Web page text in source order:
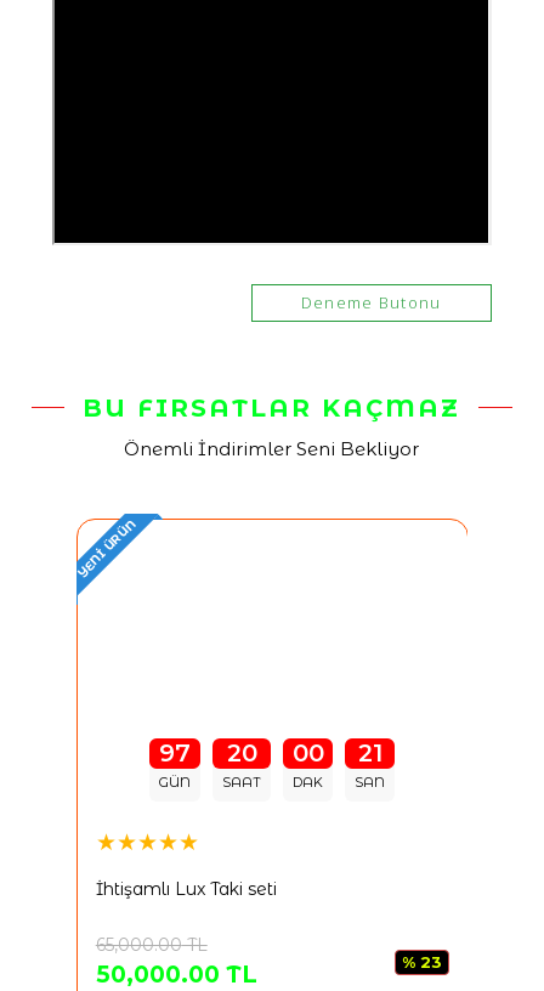
Deneme Butonu
BU FIRSATLAR KAÇMAZ
Önemli İndirimler Seni Bekliyor
YENI ÜRÜN
97
GÜN
20
SAAT
00
DAK
20
SAN
★★★★★
İhtişamlı Lux Taki seti
65,000.00TL
50,000.00 TL % 23